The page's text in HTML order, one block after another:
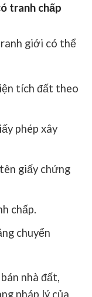
tranh chấp
giới có thể
tích đất theo
phép xây
giấy chứng
chấp.
chuyển
nhà đất,
pháp lý của